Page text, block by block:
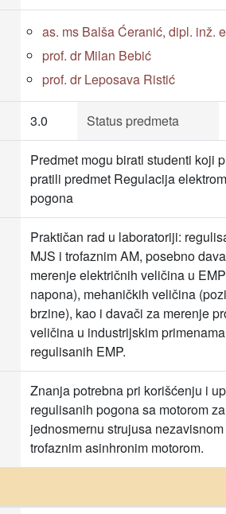
as. ms Balša Ćeranić, dipl. inž.
prof. dr Milan Bebić
prof. dr Leposava Ristić
3.0 Status predmeta
Predmet mogu birati studenti koji
pratili predmet Regulacija
pogona
Praktičan rad u laboratoriji:
MJS i trofaznim AM, posebno
merenje električnih veličina u
napona), mehaničkih veličina
brzine), kao i davači za merenje
veličina u industrijskim primenama
regulisanih EMP.
Znanja potrebna pri korišćenju i
regulisanih pogona sa motorom za
jednosmernu strujusa
trofaznim asinhronim motorom.